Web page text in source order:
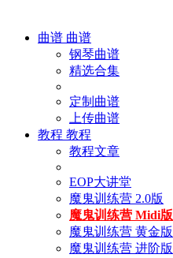
曲谱 曲谱
钢琴曲谱
精选合集
定制曲谱
上传曲谱
教程 教程
教程文章
EOP大讲堂
魔鬼训练营 2.0版
魔鬼训练营 Midi版
魔鬼训练营 黄金版
魔鬼训练营 进阶版